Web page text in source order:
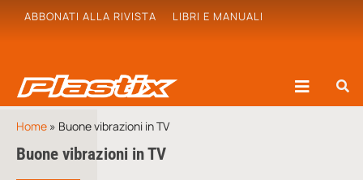
ABBONATI ALLA RIVISTA LIBRI E MANUALI
Home » Buone vibrazioni in TV
Buone vibrazioni in TV